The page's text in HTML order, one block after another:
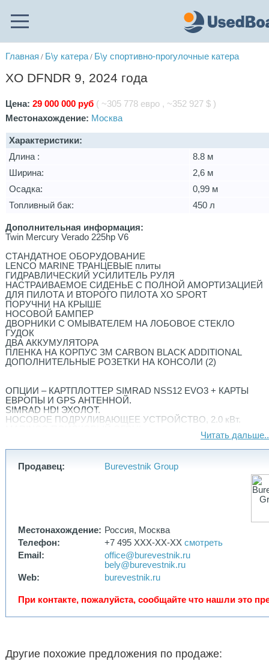
Главная / Б\у катера/ Б\у спортивно-прогулочные катера
XO DFNDR 9, 2024 года
Цена:29 000 000 руб ( ~305 778 евро , ~352 927 $ )
Местонахождение: Москва
Характеристики:
Длина :
8.8 м
Ширина:
2,6 м
Осадка:
0,99 м
Топливный бак:
450 л
Дополнительная информация:
Twin Mercury Verado 225hp V6
СТАНДАТНОЕ ОБОРУДОВАНИЕ
LENCO MARINE ТРАНЦЕВЫЕ плиты
ГИДРАВЛИЧЕСКИЙ УСИЛИТЕЛЬ РУЛЯ
НАСТРАИВАЕМОЕ СИДЕНЬЕ С ПОЛНОЙ АМОРТИЗАЦИЕЙ
ДЛЯ ПИЛОТА И ВТОРОГО ПИЛОТА XO SPORT
ПОРУЧНИ НА КРЫШЕ
HОСОВОЙ БАМПЕР
ДВОРНИКИ С ОМЫВАТЕЛЕМ НА ЛОБОВОЕ СТЕКЛО
ГУДОК
ДВА АККУМУЛЯТОРА
ПЛЕНКА НА КОРПУС ЗМ CARBON BLACK ADDITIONAL
ДОПОЛНИТЕЛЬНЫЕ РОЗЕТКИ НА КОНСОЛИ (2)
ОПЦИИ – КАРТПЛОТTЕР ЅІMRAD NSS12 EVO3 + КАРТЫ
ЕВРОПЫ И GPS АНТЕННОЙ.
SIMRAD HDІ ЭХОЛОТ.
НОСОВОЕ ПОДРУЛИВАЮЩЕЕ УСТРОЙСТВО, 2.0 кВт.
LUMITEC RAZOR BПЕРЕДСМОТРЯЩИЕ ПРОЖЕКТОРА
НОСОВАЯ ЯКОРНАЯ ЛЕБЕДКА ВКЛ. 7,5 КГ ЯКОРЬ, КАНАТ/
ШВАРТОВЫЙ КОМПЛЕКТ, ВКЛ. СУМКУ ХО, 4 КРАНЦА,
СИСТЕМА ДАВЛЕНИЯ ВОДЫ С БАКОМ 68 Л,
КЕРАМИЧЕСКАЯ РАКОВИНА И РУЧНОЙ ДУШ В ГАЛЬЮНЕ.
РУЧНОЙ ДУШ.
ХОЛОДИЛЬНИК
FUSION АУДИОСИСТЕМА, AM/FM/ipod/USB-Fusion Link,
Bluetooth, ДИСПЛЕЙ, 4 ДИНАМИКА, АНТЕННА СТОЛ НА
КОРМЕ (Съемный).
ЧЕХОЛ ДЛЯ КОРМОВОГО СИДЕНЬЯ
Читать
Продавец: Burevestnik Group
Местонахождение: Россия, Москва
Телефон:
+7 495 XXX-XX-XX смотреть
Email:
office@burevestnik.ru
bely@burevestnik.ru
Web:
burevestnik.ru
При контакте, пожалуйста, сообщайте что нашли это
Другие похожие предложения по продаже: